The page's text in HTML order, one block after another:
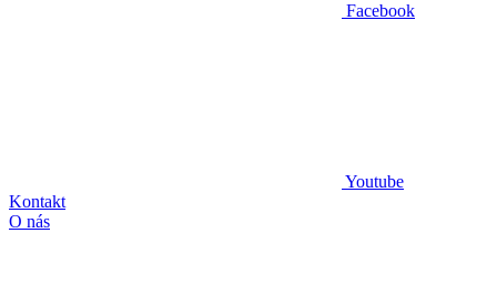
Facebook
Youtube
Kontakt
O nás